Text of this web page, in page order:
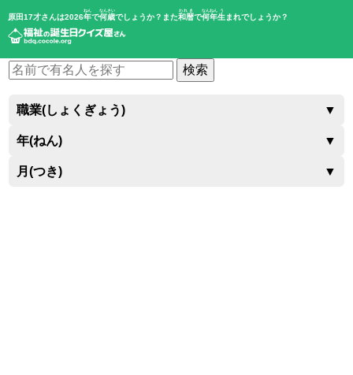
原田17才さんは2026年
ねん
で何歳
なんさい
でしょうか？また和暦
われき
で何年
なんねん
生
う
まれでしょうか？
検索
職業(しょくぎょう) ▼
年(ねん) ▼
月(つき) ▼